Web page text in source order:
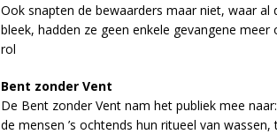
Ook snapten de bewaarders maar niet, waar
bleek, hadden ze geen enkele gevangene
rol
Bent zonder Vent
De Bent zonder Vent nam het publiek mee
de mensen ’s ochtends hun ritueel van